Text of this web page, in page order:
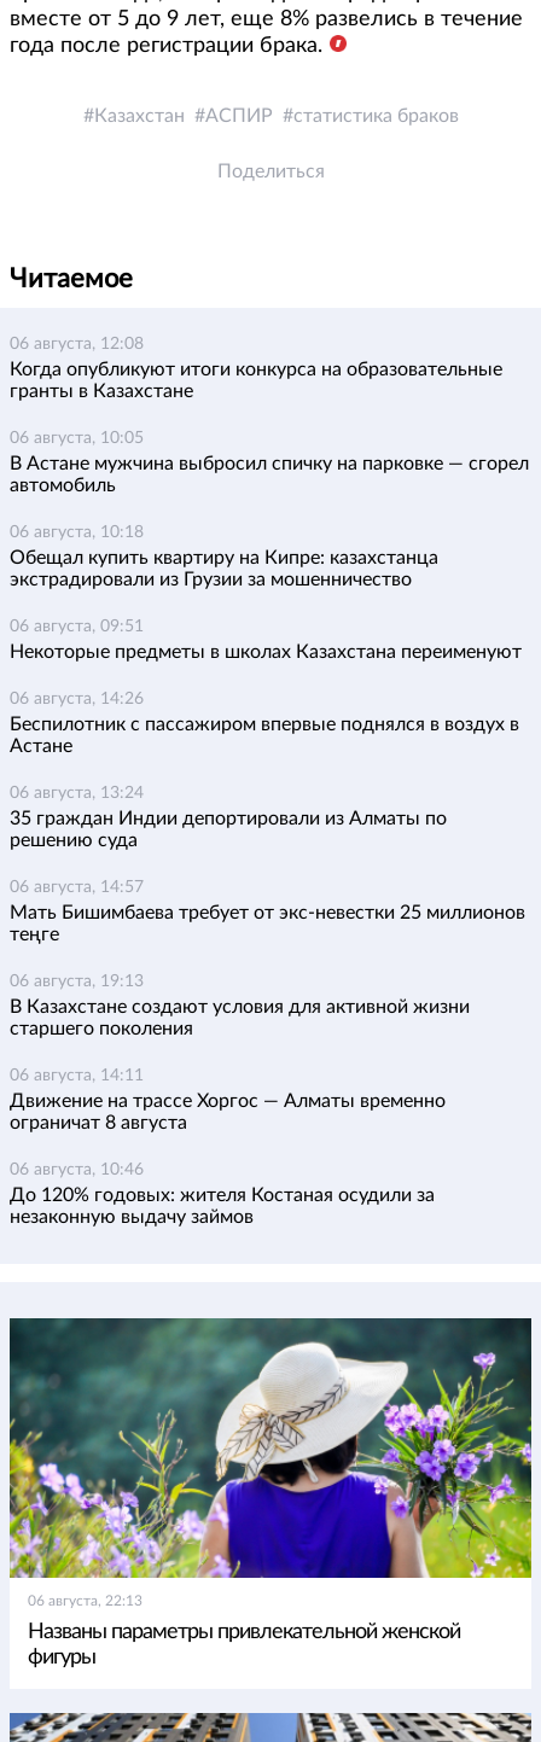
вместе от 5 до 9 лет, еще 8% развелись в течение
года после регистрации брака.
Казахстан АСПИР статистика браков
Поделиться
Читаемое
06 августа, 12:08
Когда опубликуют итоги конкурса на образовательные
гранты в Казахстане
06 августа, 10:05
В Астане мужчина выбросил спичку на парковке — сгорел
автомобиль
06 августа, 10:18
Обещал купить квартиру на Кипре: казахстанца
экстрадировали из Грузии за мошенничество
06 августа, 09:51
Некоторые предметы в школах Казахстана переименуют
06 августа, 14:26
Беспилотник с пассажиром впервые поднялся в воздух в
Астане
06 августа, 13:24
35 граждан Индии депортировали из Алматы по
решению суда
06 августа, 14:57
Мать Бишимбаева требует от экс-невестки 25 миллионов
теңге
06 августа, 19:13
В Казахстане создают условия для активной жизни
старшего поколения
06 августа, 14:11
Движение на трассе Хоргос — Алматы временно
ограничат 8 августа
06 августа, 10:46
До 120% годовых: жителя Костаная осудили за
незаконную выдачу займов
06 августа, 22:13
Названы параметры привлекательной женской
фигуры